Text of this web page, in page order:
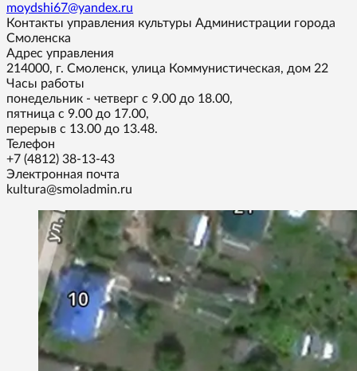
moydshi67@yandex.ru
Контакты управления культуры Администрации города
Смоленска
Адрес управления
214000, г. Смоленск, улица Коммунистическая, дом 22
Часы работы
понедельник - четверг с 9.00 до 18.00,
пятница с 9.00 до 17.00,
перерыв с 13.00 до 13.48.
Телефон
+7 (4812) 38-13-43
Электронная почта
kultura@smoladmin.ru